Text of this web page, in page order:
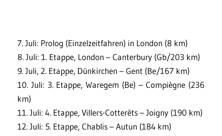
7. Juli: Prolog (Einzelzeitfahren) in London (8 km)
8. Juli: 1. Etappe, London – Canterbury (Gb/203 km)
9. Juli, 2. Etappe, Dünkirchen – Gent (Be/167 km)
10. Juli: 3. Etappe, Waregem (Be) – Compiègne (236
km)
11. Juli: 4. Etappe, Villers-Cotterêts – Joigny (190 km)
12. Juli: 5. Etappe, Chablis – Autun (184 km)